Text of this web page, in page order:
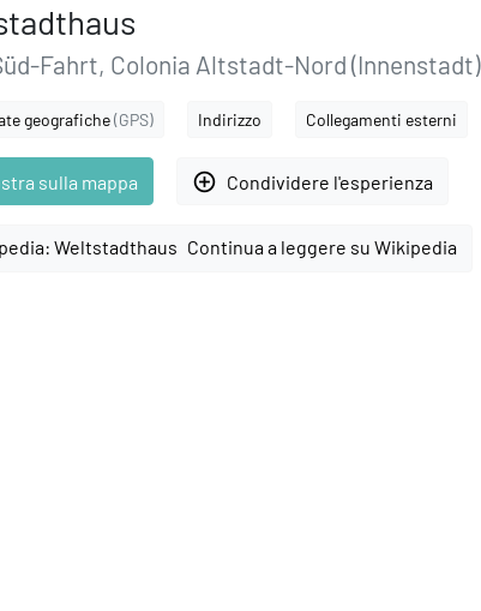
Fahrt, Colonia Altstadt-Nord (Innenstadt)
geografiche(GPS) Indirizzo Collegamenti esterni
sulla mappa add_circle_outline Condividere l'esperienza
Continua a leggere su Wikipedia